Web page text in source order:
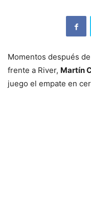
Momentos después
frente a River, Martín
juego el empate en